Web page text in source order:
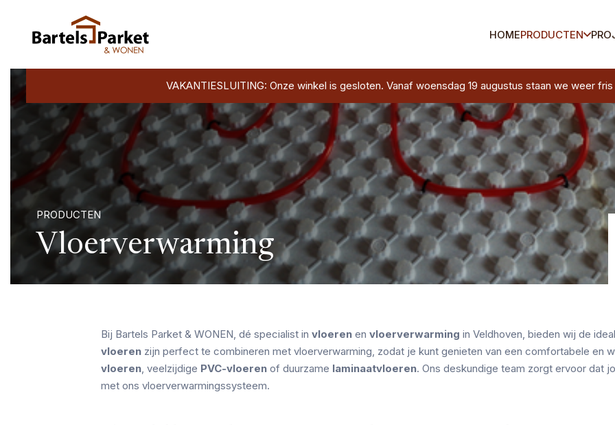
HOMEPRODUCTEN
VAKANTIESLUITING: Onze winkel is gesloten. Vanaf woensdag 19 augustus staan we weer
PRODUCTEN
Vloerverwarming
Bij Bartels Parket & WONEN, dé specialist in vloeren en vloerverwarming in Veldhoven, bieden wij de
vloeren zijn perfect te combineren met vloerverwarming, zodat je kunt genieten van een comfortabele en
vloeren , veelzijdige PVC-vloeren of duurzame laminaatvloeren. Ons deskundige team zorgt ervoor dat
met ons vloerverwarmingssysteem.